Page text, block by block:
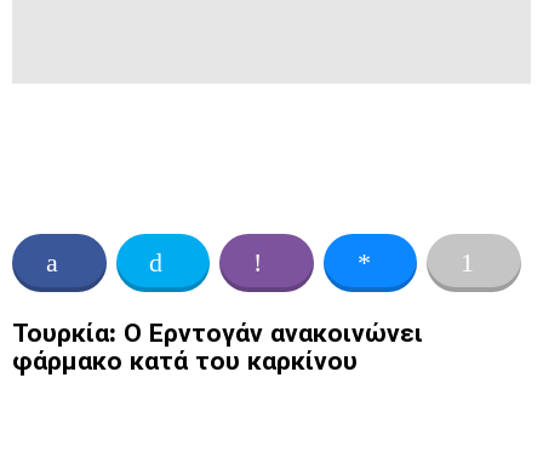
Τουρκία: Ο Ερντογάν ανακοινώνει
φάρμακο κατά του καρκίνου